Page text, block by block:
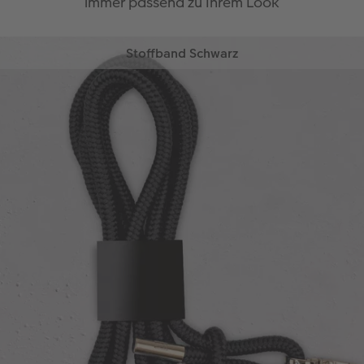
Stoffband Schwarz
Das schwarze Stoffband passt einfach zu jedem
Outfit. Kombinieren Sie es zu einem sportlichen
Tageslook, zum Business-Blazer oder sogar zum